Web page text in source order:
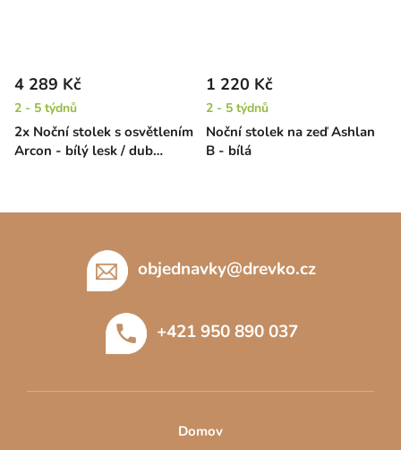
2x Noční stolek s osvětlením
Arcon - bílý lesk / dub
4 289 Kč
2 - 5 týdnů
Noční stolek na zeď Ashlan
B - bílá
1 220 Kč
2 - 5 týdnů
objednavky@drevko.cz
+421 950 890 037
Domov